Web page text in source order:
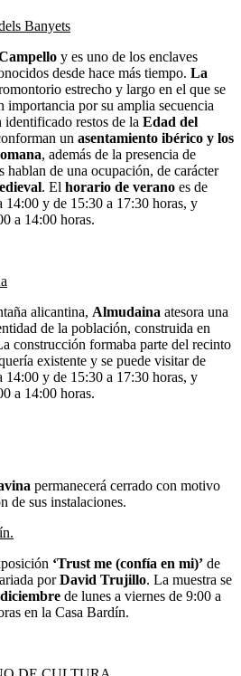
Banyets
y es uno de los enclaves
desde hace más tiempo. La
estrecho y largo en el que se
importancia por su amplia secuencia
restos de la Edad del
un asentamiento ibérico y los
, además de la presencia de
hablan de una ocupación, de carácter
. El horario de verano es de
14:00 y de 15:30 a 17:30 horas, y
a 14:00 horas.
alicantina, Almudaina atesora una
de la población, construida en
construcción formaba parte del recinto
existente y se puede visitar de
14:00 y de 15:30 a 17:30 horas, y
a 14:00 horas.
permanecerá cerrado con motivo
de sus instalaciones.
‘Trust me (confía en mi)’ de
porDavid Trujillo. La muestra se
de lunes a viernes de 9:00 a
en la Casa Bardín.